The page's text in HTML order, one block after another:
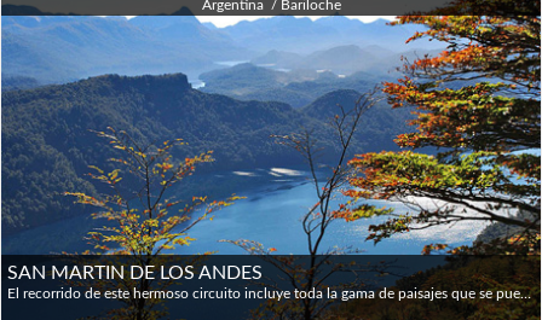
Argentina / Bariloche
SAN MARTIN DE LOS ANDES
El recorrido de este hermoso circuito incluye toda la gama de paisajes que se pueden disfrutar en esta privilegiada región. La Primera parada en éste paseo sería en la Ciudad de Villa la Angostura donde tendremos tiempo para conocer el centro y su calle principal. Continuamos tomando la Ruta de los 7 Lagos hacia San Martín en un camino boscoso que cruza ríos y arroyos y bordea varios lagos: Nahuel Huapi, Correntoso, Espejo, Escondido, Villarino, Falkner y Machónico. Bordeando el Lago Lacar se llega a San Martín de los Andes para almorzar y conocer la ciudad, su calle principal y la costa del Lago. El regreso es por ruta pavimentada que pasa por Junín de Los Andes, La Rinconada, Collon Cura y empalma la Ruta Nac. Nº 40, con un paisaje rural y de estepa, atravesado por hermosísimos ríos cordilleranos que fluyen hacia el Limay. Así llegamos a Confluencia Traful, en donde a este mágico paisaje se suman las figuras rocosas del "Valle Encantado" y la sorprendente formación de "El Anfiteatro". Bordeando el río hasta su naciente en el Lago Nahuel Huapi se retorna a Bariloche.